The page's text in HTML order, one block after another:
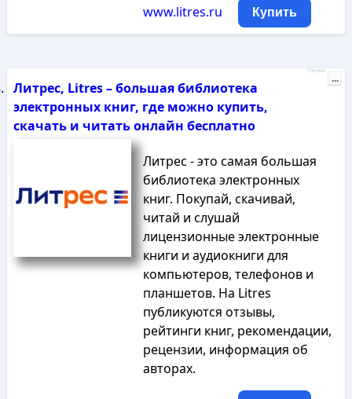
www.litres.ru Купить
Литрес, Litres – большая библиотека
электронных книг, где можно купить,
скачать и читать онлайн бесплатно
Литрес - это самая большая
библиотека электронных
книг. Покупай, скачивай,
читай и слушай
лицензионные электронные
книги и аудиокниги для
компьютеров, телефонов и
планшетов. На Litres
публикуются отзывы,
рейтинги книг, рекомендации,
рецензии, информация об
авторах.
Реклама
...